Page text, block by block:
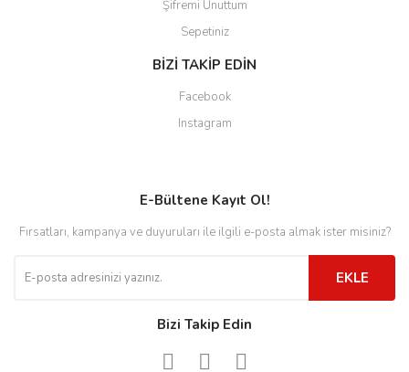
Şifremi Unuttum
Sepetiniz
BİZİ TAKİP EDİN
Facebook
Instagram
E-Bültene Kayıt Ol!
Fırsatları, kampanya ve duyuruları ile ilgili e-posta almak ister misiniz?
EKLE
Bizi Takip Edin